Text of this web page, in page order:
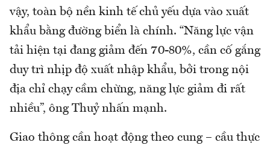
vậy, toàn bộ nền kinh tế chủ yếu dựa vào xuất
khẩu bằng đường biển là chính. “Năng lực vận
tải hiện tại đang giảm đến 70-80%, cần cố gắng
duy trì nhịp độ xuất nhập khẩu, bởi trong nội
địa chỉ chạy cầm chừng, năng lực giảm đi rất
nhiều”, ông Thuỷ nhấn mạnh.
Giao thông cần hoạt động theo cung – cầu thực